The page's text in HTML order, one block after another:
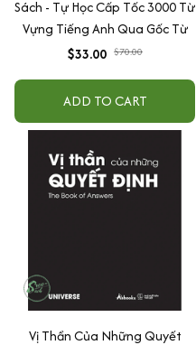
Sách - Tự Học Cấp Tốc 3000 Từ
Vựng Tiếng Anh Qua Gốc Từ
$33.00 $70.00
ADD TO CART
Vị Thần Của Những Quyết